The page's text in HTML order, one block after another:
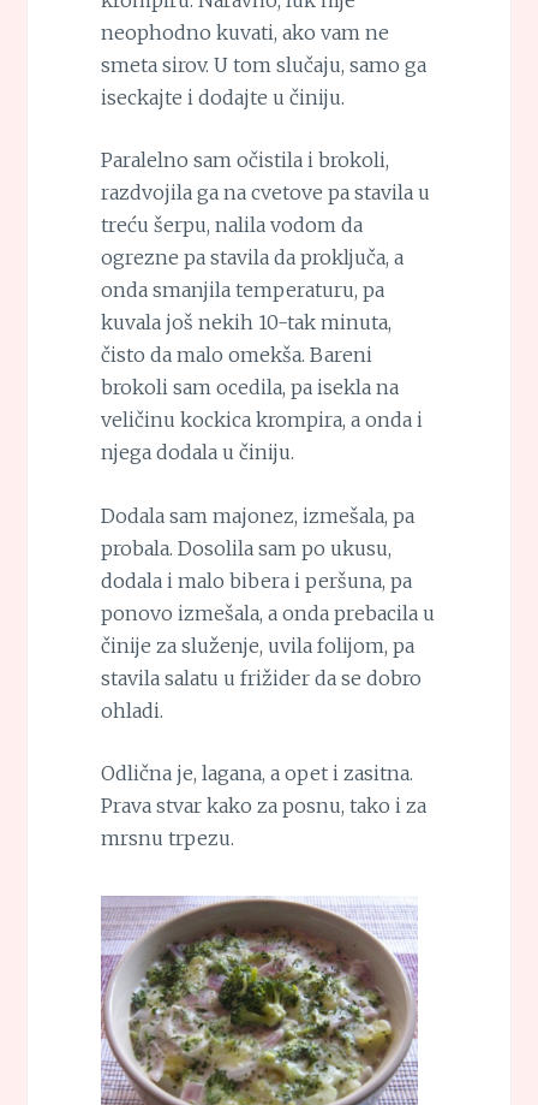
neophodno kuvati, ako vam ne
smeta sirov. U tom slučaju, samo ga
iseckajte i dodajte u činiju.
Paralelno sam očistila i brokoli,
razdvojila ga na cvetove pa stavila u
treću šerpu, nalila vodom da
ogrezne pa stavila da proključa, a
onda smanjila temperaturu, pa
kuvala još nekih 10-tak minuta,
čisto da malo omekša. Bareni
brokoli sam ocedila, pa isekla na
veličinu kockica krompira, a onda i
njega dodala u činiju.
Dodala sam majonez, izmešala, pa
probala. Dosolila sam po ukusu,
dodala i malo bibera i peršuna, pa
ponovo izmešala, a onda prebacila u
činije za služenje, uvila folijom, pa
stavila salatu u frižider da se dobro
ohladi.
Odlična je, lagana, a opet i zasitna.
Prava stvar kako za posnu, tako i za
mrsnu trpezu.